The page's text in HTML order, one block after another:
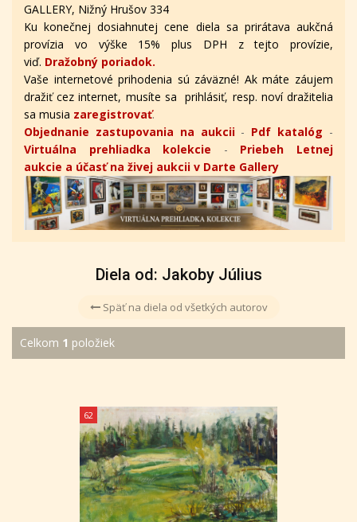
GALLERY, Nižný Hrušov 334
Ku konečnej dosiahnutej cene diela sa prirátava aukčná
provízia vo výške 15% plus DPH z tejto provízie,
viď. Dražobný poriadok.
Vaše internetové prihodenia sú záväzné! Ak máte záujem
dražiť cez internet, musíte sa prihlásiť, resp. noví dražitelia
sa musia zaregistrovať.
Objednanie zastupovania na aukcii- Pdf katalóg -
Virtuálna prehliadka kolekcie - Priebeh Letnej
aukcie a účasť na živej aukcii v Darte Gallery
Diela od: Jakoby Július
Späť na diela od všetkých autorov
Celkom 1 položiek
62